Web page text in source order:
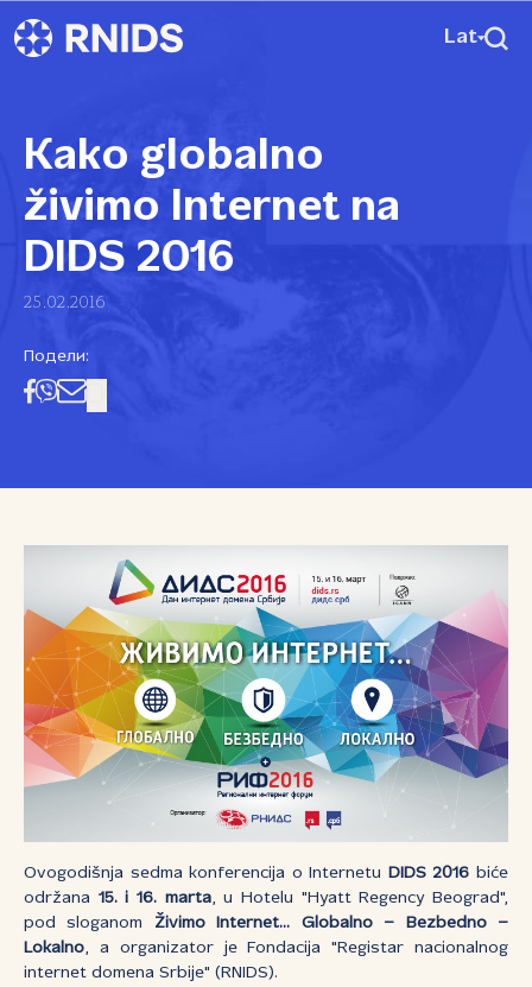
Lat
Kako globalno
živimo Internet na
DIDS 2016
25.02.2016
Подели:
Ovogodišnja sedma konferencija o Internetu DIDS 2016 biće
održana 15.i 16. marta, u Hotelu "Hyatt Regency Beograd",
pod sloganom Živimo Internet...
Globalno – Bezbedno –
Lokalno, a organizator je Fondacija "Registar nacionalnog
internet domena Srbije" (RNIDS).